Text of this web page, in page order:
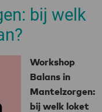
bij welk
Workshop
Balans in
Mantelzorgen:
bij welk loket